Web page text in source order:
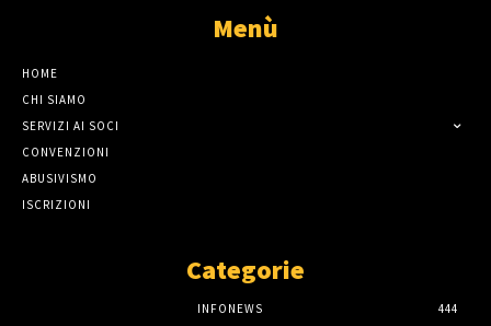
Menù
HOME
CHI SIAMO
SERVIZI AI SOCI
CONVENZIONI
ABUSIVISMO
ISCRIZIONI
Categorie
INFONEWS
444